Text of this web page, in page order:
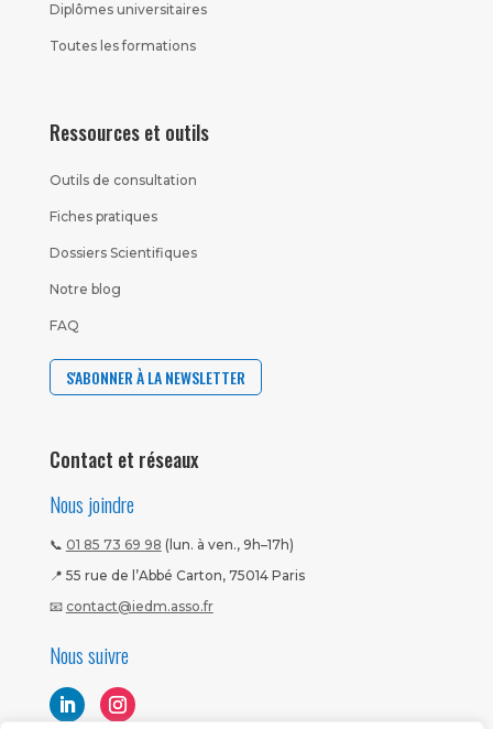
Diplômes universitaires
Toutes les formations
Ressources et outils
Outils de consultation
Fiches pratiques
Dossiers Scientifiques
Notre blog
FAQ
S'ABONNER À LA NEWSLETTER
Contact et réseaux
Nous joindre
📞 01 85 73 69 98 (lun. à ven., 9h–17h)
📍 55 rue de l’Abbé Carton, 75014 Paris
📧 contact@iedm.asso.fr
Nous suivre